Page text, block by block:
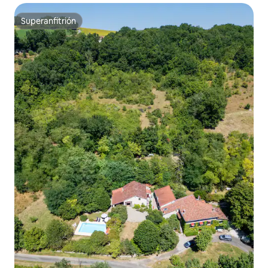
Superanfitrión
Superanfitrión